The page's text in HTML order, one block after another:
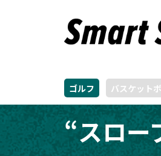
ゴルフ バスケット
“スロー